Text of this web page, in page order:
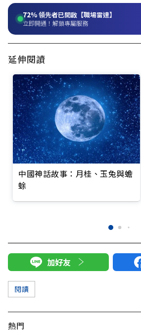
72%領先者已開啟【職場雷達】
立即開通！解鎖專屬服務
延伸閱讀
中國神話故事：月桂、玉兔與蟾
蜍
加好友
閱讀
熱門